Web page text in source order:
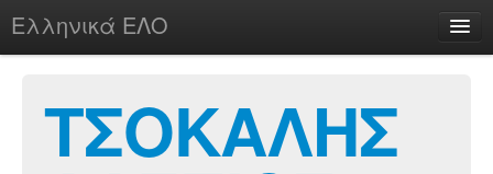
Ελληνικά ΕΛΟ
ΤΣΟΚΑΛΗΣ